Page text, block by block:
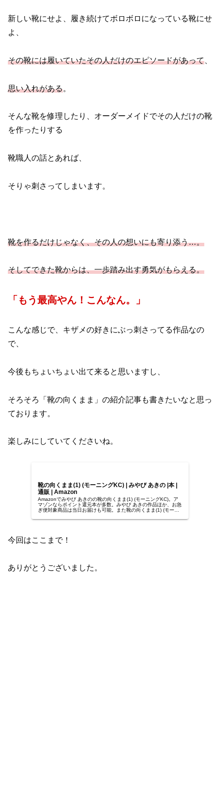
新しい靴にせよ、履き続けてボロボロになっている靴にせ
よ、
その靴には履いていたその人だけのエピソードがあって
思い入れがある。
そんな靴を修理したり、オーダーメイドでその人だけの靴
を作ったりする
靴職人の話とあれば、
そりゃ刺さってしまいます。
靴を作るだけじゃなく、その人の想いにも寄り添う…。
そしてできた靴からは、一歩踏み出す勇気がもらえる。
「もう最高やん！こんなん。」
こんな感じで、キザメの好きにぶっ刺さってる作品なの
で、
今後もちょいちょい出て来ると思いますし、
そろそろ「靴の向くまま」の紹介記事も書きたいなと思っ
ております。
楽しみにしていてくださいね。
靴の向くまま(1) (モーニングKC) | みやび あきの |本 |
通販 | Amazon
Amazonでみやび あきのの靴の向くまま(1) (モーニングKC)。ア
マゾンならポイント還元本が多数。みやび あきの作品ほか、お急
ぎ便対象商品は当日お届けも可能。また靴の向くまま(1) (モーニ
今回はここまで！
ありがとうございました。